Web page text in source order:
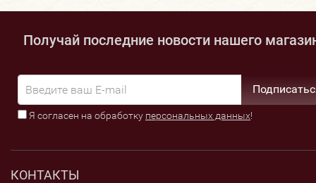
Получай последние новости нашего
Я согласен на обработку персональных данных!
КОНТАКТЫ